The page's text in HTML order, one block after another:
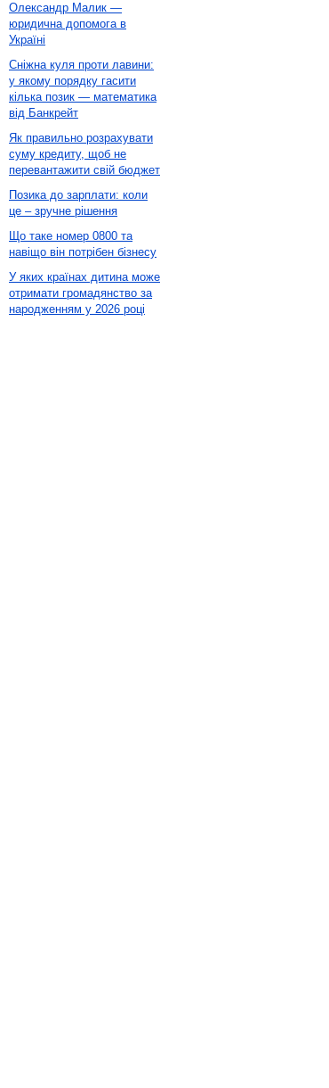
Олександр Малик —
юридична допомога в
Україні
Сніжна куля проти лавини:
у якому порядку гасити
кілька позик — математика
від Банкрейт
Як правильно розрахувати
суму кредиту, щоб не
перевантажити свій бюджет
Позика до зарплати: коли
це – зручне рішення
Що таке номер 0800 та
навіщо він потрібен бізнесу
У яких країнах дитина може
отримати громадянство за
народженням у 2026 році